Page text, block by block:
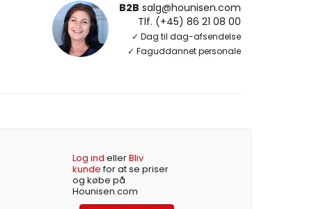
B2B salg@hounisen.com
Tlf. (+45) 86 21 08 00
✓ Dag til dag-afsendelse
✓ Faguddannet personale
Log ind ellerBliv
kundefor at se priser
og købe på
Hounisen.com